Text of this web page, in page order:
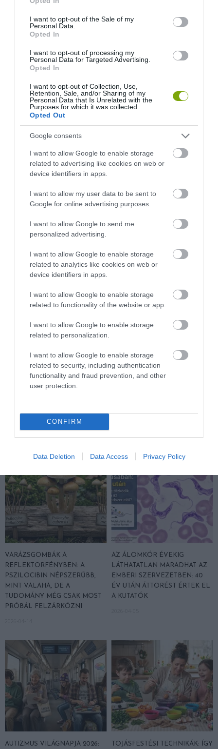
use your data for below specified purposes in below Google
consent section.
I want to opt-out of the Sale of my
Personal Data.
Opted In
I want to opt-out of processing my
Personal Data for Targeted Advertising.
Opted In
I want to opt-out of Collection, Use,
Retention, Sale, and/or Sharing of my
Personal Data that Is Unrelated with the
Purposes for which it was collected.
Opted Out
Google consents
I want to allow Google to enable storage
related to advertising like cookies on web or
device identifiers in apps.
I want to allow my user data to be sent to
Google for online advertising purposes.
I want to allow Google to send me
personalized advertising.
I want to allow Google to enable storage
related to analytics like cookies on web or
device identifiers in apps.
I want to allow Google to enable storage
related to functionality of the website or app.
I want to allow Google to enable storage
related to personalization.
I want to allow Google to enable storage
related to security, including authentication
functionality and fraud prevention, and other
user protection.
CONFIRM
Data Deletion Data Access Privacy Policy
TEXTILJEI ÚJRA ÖSSZEÁLLTAK:
A RUHA, AMELY TÚLÉLTE A
TENGERT
2026-06-29
POMPEJIBEN: LEHET, HOGY
2026-06-23
DAVID ATTENBOROUGH 100
MEGTANÍTOTTA A VILÁGNAK,
HOGYAN KELL NÉZNI A
2026-05-08
FÉREGÉRT – CSAK ÉPPEN NEM
AZ OKOZTA A RÁKOT
VÉGE LEHET A
TRANSZPLANTÁCIÓS
VÁRÓLISTÁKNAK? A
DISZNÓSZERVEK ÁTÍRHATJÁK
2026-04-22
AUDHD: AMIKOR AZ AUTIZMUS
ÉS AZ ADHD EGYÜTT
EGÉSZEN MÁS ARCOT MUTAT
VARÁZSGOMBÁK A
REFLEKTORFÉNYBEN: A
PSZILOCIBIN NÉPSZERŰBB,
MINT VALAHA, DE A
TUDOMÁNY MÉG CSAK MOST
PRÓBÁL FELZÁRKÓZNI
AZ ÁLOMKÓR ÉVEKIG
LÁTHATATLAN MARADHAT AZ
EMBERI SZERVEZETBEN: 40
ÉV UTÁN ÁTTÖRÉST ÉRTEK EL
A KUTATÓK
AUTIZMUS VILÁGNAPJA 2026: TOJÁSFESTÉSI TECHNIKÁK: ÍGY